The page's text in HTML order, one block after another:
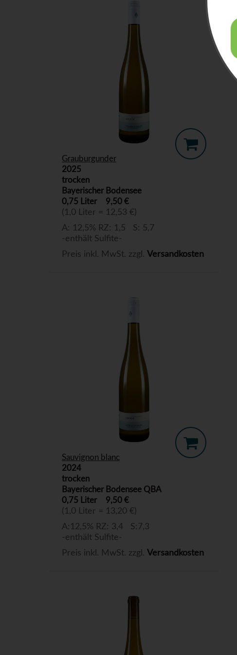
Grauburgunder
2025
trocken
Bayerischer Bodensee
0,75 Liter
9,50 €
(1,0 Liter = 12,53 €)
A: 12,5% RZ: 1,5 S: 5,7
-enthält Sulfite-
Preis inkl. MwSt. zzgl. Versandkosten
Sauvignon blanc
2024
trocken
Bayerischer Bodensee QBA
0,75 Liter
9,50 €
(1,0 Liter = 13,20 €)
A:12,5% RZ: 3,4 S:7,3
-enthält Sulfite-
Preis inkl. MwSt. zzgl. Versandkosten